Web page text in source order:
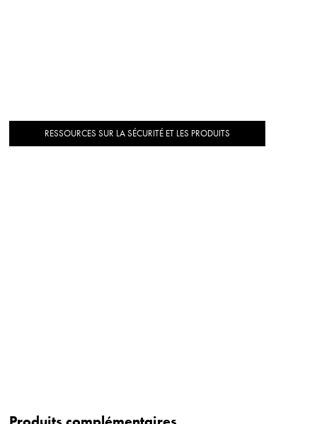
RESSOURCES SUR LA SÉCURITÉ ET LES PRODUITS